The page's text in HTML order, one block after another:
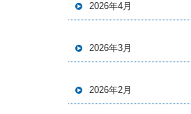
2026年4月
2026年3月
2026年2月